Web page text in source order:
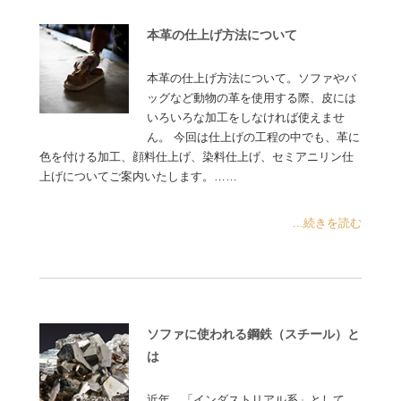
本革の仕上げ方法について
本革の仕上げ方法について。ソファやバ
ッグなど動物の革を使用する際、皮には
いろいろな加工をしなければ使えませ
ん。 今回は仕上げの工程の中でも、革に
色を付ける加工、顔料仕上げ、染料仕上げ、セミアニリン仕
上げについてご案内いたします。……
...続きを読む
ソファに使われる鋼鉄（スチール）と
は